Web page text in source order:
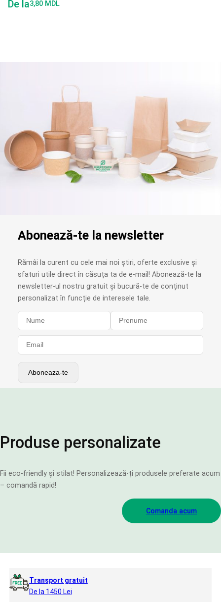
De la3,80 MDL
Abonează-te la newsletter
Rămâi la curent cu cele mai noi știri, oferte exclusive și
sfaturi utile direct în căsuța ta de e-mail! Abonează-te la
newsletter-ul nostru gratuit și bucură-te de conținut
personalizat în funcție de interesele tale.
Produse personalizate
Fii eco-friendly și stilat! Personalizează-ți produsele preferate acum
– comandă rapid!
Comanda acum
Transport gratuit
De la 1450 Lei